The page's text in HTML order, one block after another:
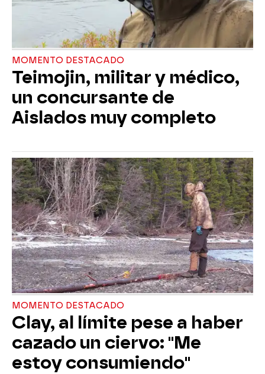
MOMENTO DESTACADO
Teimojin, militar y médico,
un concursante de
Aislados muy completo
MOMENTO DESTACADO
Clay, al límite pese a haber
cazado un ciervo: "Me
estoy consumiendo"